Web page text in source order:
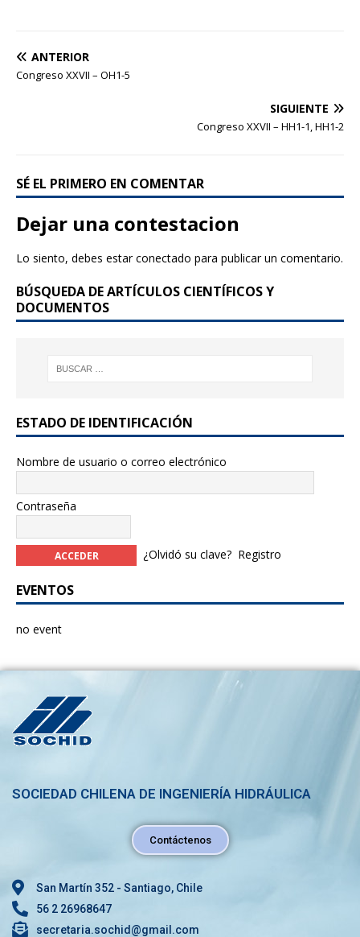
ANTERIOR
Congreso XXVII – OH1-5
SIGUIENTE
Congreso XXVII – HH1-1, HH1-2
SÉ EL PRIMERO EN COMENTAR
Dejar una contestacion
Lo siento, debes estarconectado para publicar un comentario.
BÚSQUEDA DE ARTÍCULOS CIENTÍFICOS Y
DOCUMENTOS
ESTADO DE IDENTIFICACIÓN
Nombre de usuario o correo electrónico
Contraseña
¿Olvidó su clave? Registro
EVENTOS
no event
SOCIEDAD CHILENA DE INGENIERÍA HIDRÁULICA
Contáctenos
San Martín 352 - Santiago, Chile
56 2 26968647
secretaria.sochid@gmail.com